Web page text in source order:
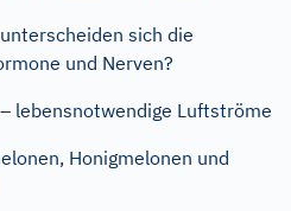
sich die
und Nerven?
lebensnotwendige Luftströme
Honigmelonen und